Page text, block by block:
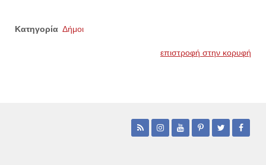
Κατηγορία Δήμοι
επιστροφή στην κορυφή